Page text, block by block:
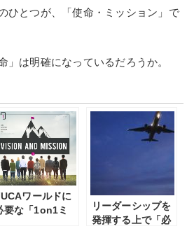
ひとつが、「使命・ミッション」で
」は明確になっているだろうか。
ワールドに
要な「1on1ミ
リーダーシップを
発揮する上で「必